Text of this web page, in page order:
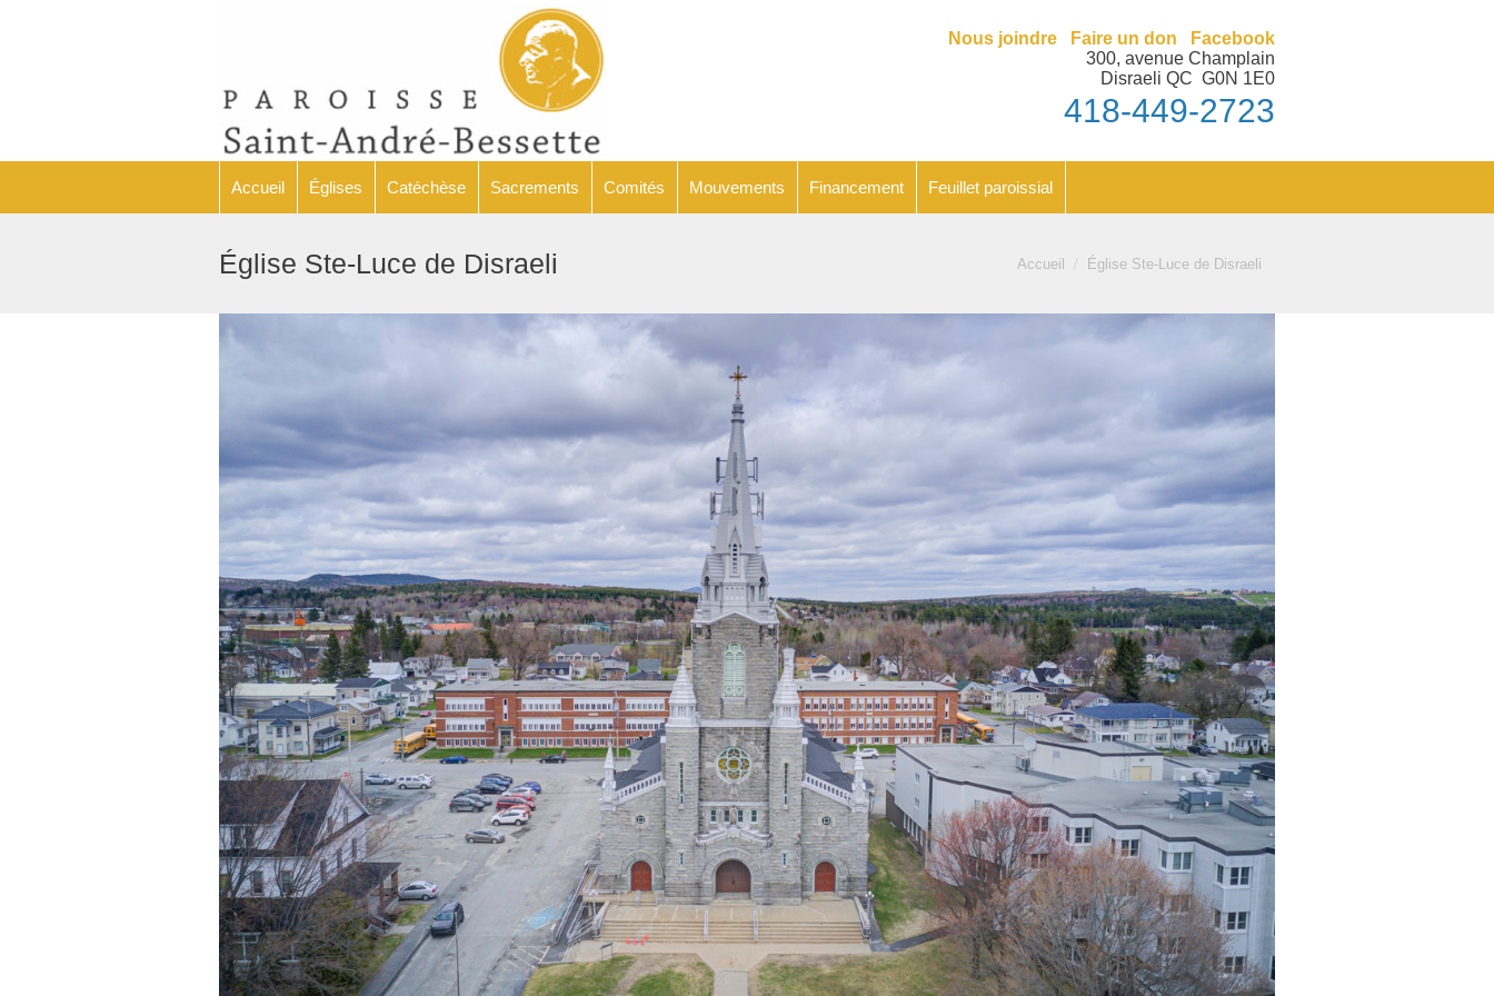
Nous joindre Faire un don
Facebook
300, avenue Champlain
Disraeli QC G0N 1E0
418-449-2723
Accueil Églises Catéchèse Sacrements Comités Mouvements Financement Feuillet paroissial
Église Ste-Luce de Disraeli Vous êtes ici :
Accueil Église Ste-Luce de Disraeli
Catéchèse Sacrements Financement Feuillet paroissial